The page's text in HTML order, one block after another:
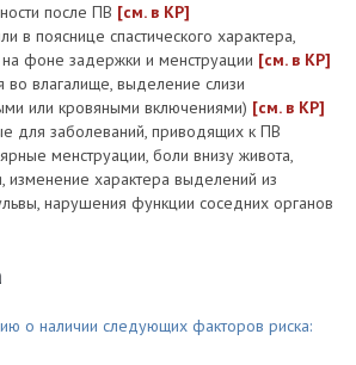
после ПВ [см. в КР]
в пояснице спастического характера,
фоне задержки и менструации [см. в КР]
влагалище, выделение слизи
или кровяными включениями) [см. в КР]
для заболеваний, приводящих к ПВ
менструации, боли внизу живота,
изменение характера выделений из
нарушения функции соседних органов
о наличии следующих факторов риска: